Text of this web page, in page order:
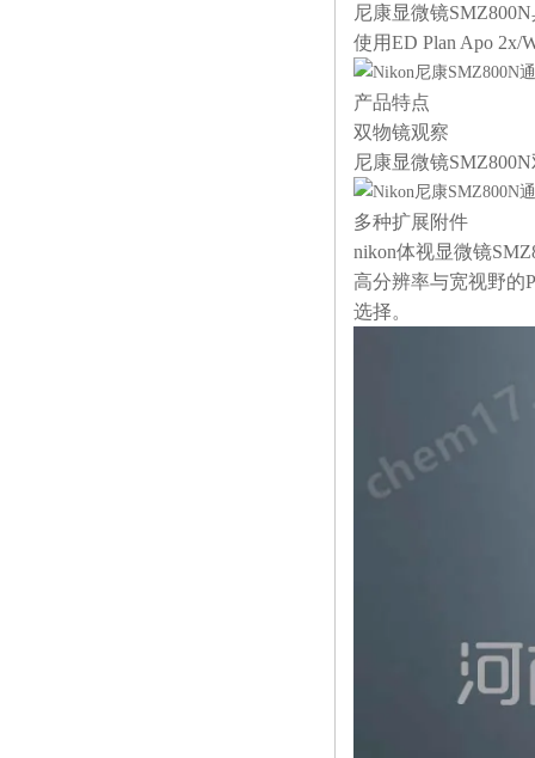
尼康显微镜
使用ED Plan Apo
产品特点
双物镜观察
尼康显微镜
多种扩展附件
nikon体视显微镜
高分辨率与宽视野的
选择。